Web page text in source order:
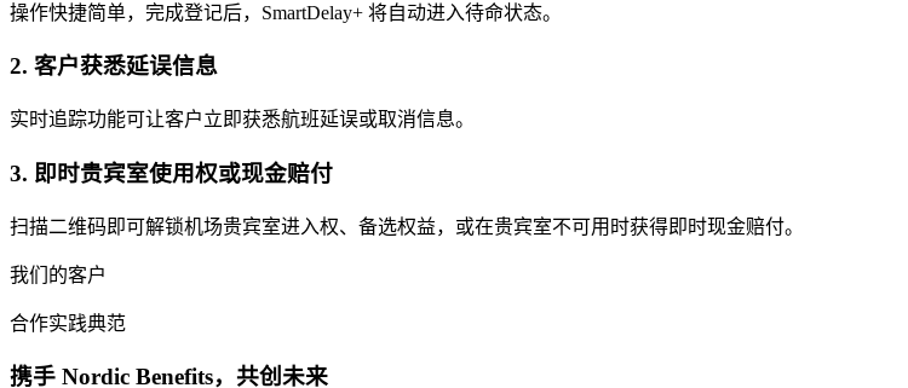
操作快捷简单，完成登记后，SmartDelay+ 将自动进入待命状态。
2. 客户获悉延误信息
实时追踪功能可让客户立即获悉航班延误或取消信息。
3. 即时贵宾室使用权或现金赔付
扫描二维码即可解锁机场贵宾室进入权、备选权益，或在贵宾室不可用时获得即时现金赔付。
我们的客户
合作实践典范
携手 Nordic Benefits，共创未来